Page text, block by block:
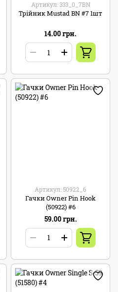
Артикул: 333_0_7BN
Трійник Mustad BN #7 1шт
14.00 грн.
Артикул: 50922_6
Гачки Owner Pin Hook
(50922) #6
59.00 грн.